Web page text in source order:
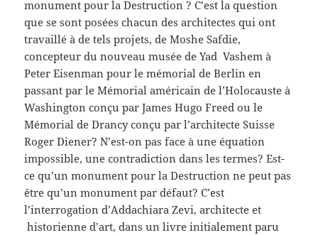
monument pour la Destruction ? C’est la question
que se sont posées chacun des architectes qui ont
travaillé à de tels projets, de Moshe Safdie,
concepteur du nouveau musée de Yad Vashem à
Peter Eisenman pour le mémorial de Berlin en
passant par le Mémorial américain de l’Holocauste à
Washington conçu par James Hugo Freed ou le
Mémorial de Drancy conçu par l’architecte Suisse
Roger Diener? N’est-on pas face à une équation
impossible, une contradiction dans les termes? Est-
ce qu’un monument pour la Destruction ne peut pas
être qu’un monument par défaut? C’est
l’interrogation d’Addachiara Zevi, architecte et
historienne d’art, dans un livre initialement paru